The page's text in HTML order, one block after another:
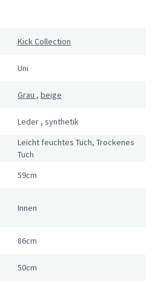
Kick Collection
Uni
Grau , beige
Leder , synthetik
Leicht feuchtes Tuch, Trockenes
Tuch
59cm
Innen
86cm
50cm